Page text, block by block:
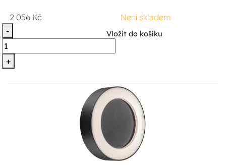
2 056 Kč
Není skladem
-
+
Vložit do košíku